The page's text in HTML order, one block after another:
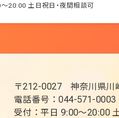
～20:00 土日祝日・夜間相談可
〒212-0027 神奈川県川
電話番号：044-571-0003
受付：平日 9:00～20:00